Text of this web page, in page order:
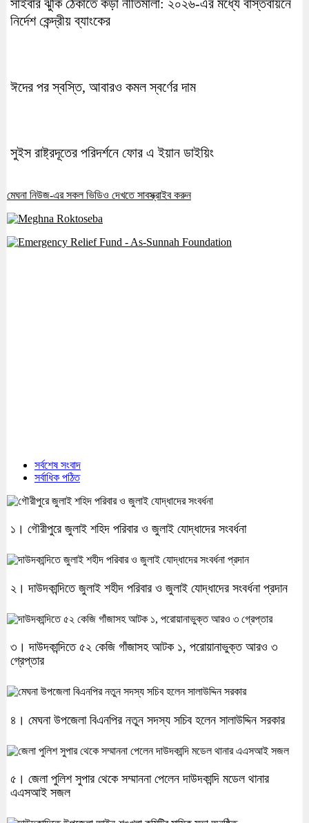
সাইবার ঝুঁকি ঠেকাতে কড়া নীতিমালা: ২০২৬-এর মধ্যে বাস্তবায়নে
নির্দেশ কেন্দ্রীয় ব্যাংকের
ঈদের পর স্বস্তি, আবারও কমল স্বর্ণের দাম
সুইস রাষ্ট্রদূতের পরিদর্শনে ফোর এ ইয়ান ডাইয়িং
মেঘনা নিউজ-এর সকল ভিডিও দেখতে সাবস্ক্রাইব করুন
সর্বশেষ সংবাদ
সর্বাধিক পঠিত
১। গৌরীপুরে জুলাই শহিদ পরিবার ও জুলাই যোদ্ধাদের সংবর্ধনা
২। দাউদকান্দিতে জুলাই শহীদ পরিবার ও জুলাই যোদ্ধাদের সংবর্ধনা প্রদান
৩। দাউদকান্দিতে ৫২ কেজি গাঁজাসহ আটক ১, পরোয়ানাভুক্ত আরও ৩
গ্রেপ্তার
৪। মেঘনা উপজেলা বিএনপির নতুন সদস্য সচিব হলেন সালাউদ্দিন সরকার
৫। জেলা পুলিশ সুপার থেকে সম্মাননা পেলেন দাউদকান্দি মডেল থানার
এএসআই সজল